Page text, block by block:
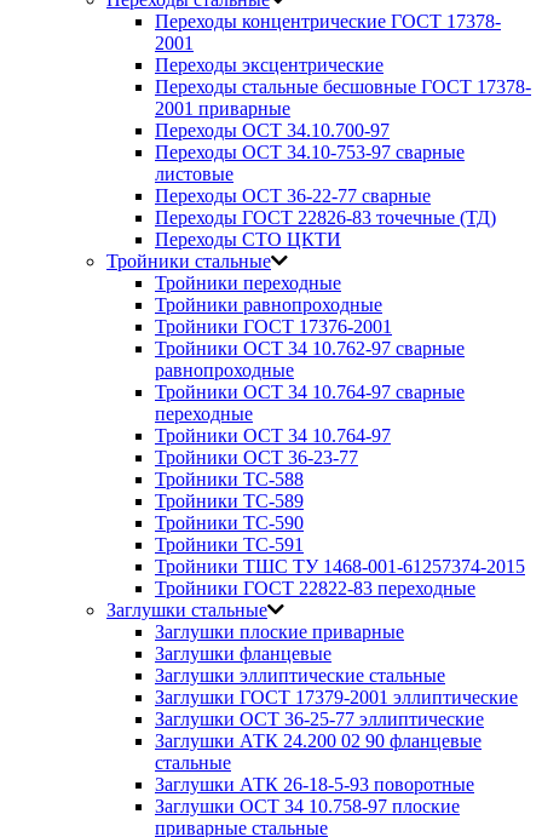
Переходы концентрические ГОСТ 17378-
2001
Переходы эксцентрические
Переходы стальные бесшовные ГОСТ 17378-
2001 приварные
Переходы ОСТ 34.10.700-97
Переходы ОСТ 34.10-753-97 сварные
листовые
Переходы ОСТ 36-22-77 сварные
Переходы ГОСТ 22826-83 точечные (ТД)
Переходы СТО ЦКТИ
Тройники стальные
Тройники переходные
Тройники равнопроходные
Тройники ГОСТ 17376-2001
Тройники ОСТ 34 10.762-97 сварные
равнопроходные
Тройники ОСТ 34 10.764-97 сварные
переходные
Тройники ОСТ 34 10.764-97
Тройники ОСТ 36-23-77
Тройники ТС-588
Тройники ТС-589
Тройники ТС-590
Тройники ТС-591
Тройники ТШС ТУ 1468-001-61257374-2015
Тройники ГОСТ 22822-83 переходные
Заглушки стальные
Заглушки плоские приварные
Заглушки фланцевые
Заглушки эллиптические стальные
Заглушки ГОСТ 17379-2001 эллиптические
Заглушки ОСТ 36-25-77 эллиптические
Заглушки АТК 24.200 02 90 фланцевые
стальные
Заглушки АТК 26-18-5-93 поворотные
Заглушки ОСТ 34 10.758-97 плоские
приварные стальные